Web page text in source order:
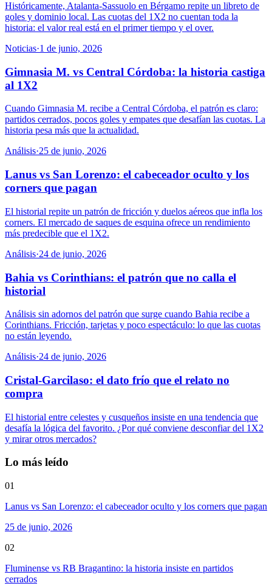
Históricamente, Atalanta-Sassuolo en Bérgamo repite un libreto de
goles y dominio local. Las cuotas del 1X2 no cuentan toda la
historia: el valor real está en el primer tiempo y el over.
Noticias·1 de junio, 2026
Gimnasia M. vs Central Córdoba: la historia castiga
al 1X2
Cuando Gimnasia M. recibe a Central Córdoba, el patrón es claro:
partidos cerrados, pocos goles y empates que desafían las cuotas. La
historia pesa más que la actualidad.
Análisis·25 de junio, 2026
Lanus vs San Lorenzo: el cabeceador oculto y los
corners que pagan
El historial repite un patrón de fricción y duelos aéreos que infla los
corners. El mercado de saques de esquina ofrece un rendimiento
más predecible que el 1X2.
Análisis·24 de junio, 2026
Bahia vs Corinthians: el patrón que no calla el
historial
Análisis sin adornos del patrón que surge cuando Bahia recibe a
Corinthians. Fricción, tarjetas y poco espectáculo: lo que las cuotas
no están leyendo.
Análisis·24 de junio, 2026
Cristal-Garcilaso: el dato frío que el relato no
compra
El historial entre celestes y cusqueños insiste en una tendencia que
desafía la lógica del favorito. ¿Por qué conviene desconfiar del 1X2
y mirar otros mercados?
Lo más leído
01
Lanus vs San Lorenzo: el cabeceador oculto y los corners que pagan
25 de junio, 2026
02
Fluminense vs RB Bragantino: la historia insiste en partidos
cerrados